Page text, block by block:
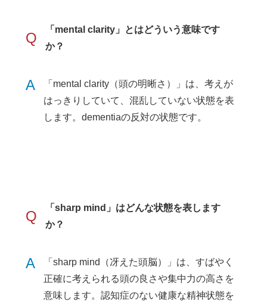
Q
「mental clarity」とはどういう意味です
か？
A
「mental clarity（頭の明晰さ）」は、考えが
はっきりしていて、混乱していない状態を表
します。dementiaの反対の状態です。
Q
「sharp mind」はどんな状態を表します
か？
A
「sharp mind（冴えた頭脳）」は、すばやく
正確に考えられる頭の良さや集中力の高さを
意味します。認知症のない健康な精神状態を